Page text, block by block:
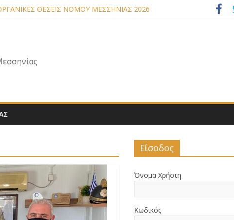
ΘΕΣΕΙΣ ΝΟΜΟΥ ΜΕΣΣΗΝΙΑΣ 2026
Δ ΚΑΛΑΜΑΤΑΣ
Είσοδος
Όνομα Χρήστη
Κωδικός